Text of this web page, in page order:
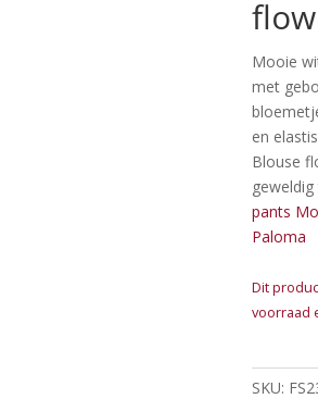
Mooie
met
en
Blouse
pants
Paloma
Dit
voorraad
SKU: